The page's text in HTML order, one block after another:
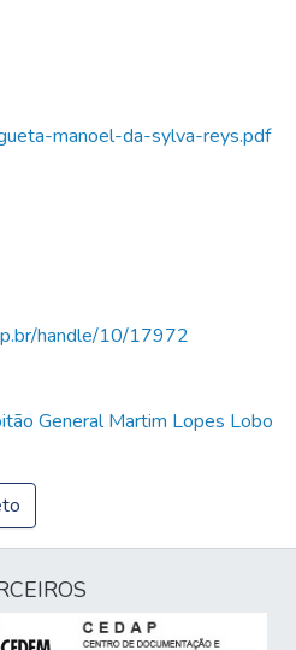
manoel-da-sylva-reys.pdf
handle/10/17972
General Martim Lopes Lobo